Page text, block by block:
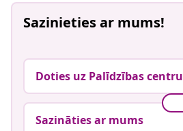
Sazinieties ar mums!
Doties uz Palīdzības centru
Sazināties ar mums